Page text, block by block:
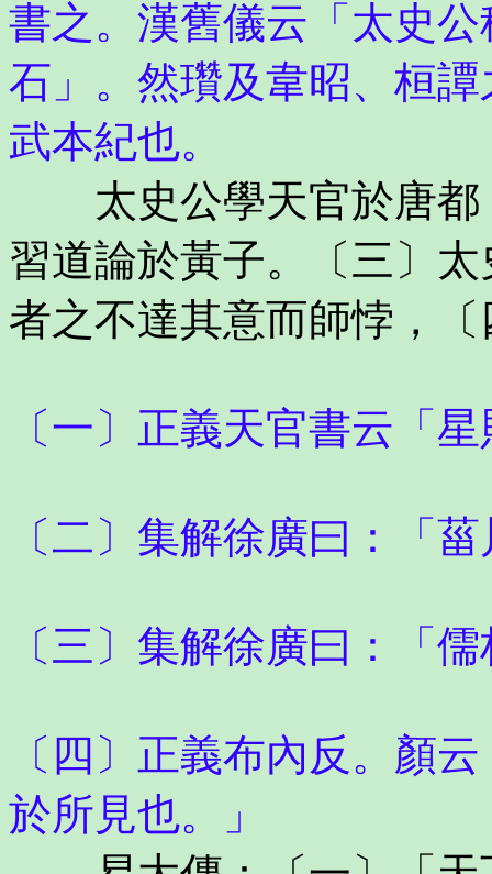
書之。漢舊儀云「太史
石」。然瓚及韋昭、桓
武本紀也。
太史公學天官於唐都
習道論於黃子。〔三〕
者之不達其意而師悖，
〔一〕正義天官書云「
〔二〕集解徐廣曰：「
〔三〕集解徐廣曰：「
〔四〕正義布內反。顏
於所見也。」